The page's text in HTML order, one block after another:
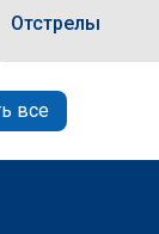
Отстрелы
все